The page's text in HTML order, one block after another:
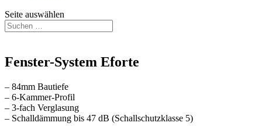
Seite auswählen
Fenster-System Eforte
– 84mm Bautiefe
– 6-Kammer-Profil
– 3-fach Verglasung
– Schalldämmung bis 47 dB (Schallschutzklasse 5)